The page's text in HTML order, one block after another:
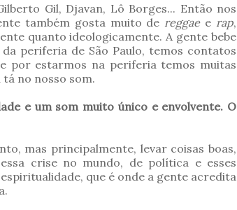
Gil, Djavan, Lô Borges... Então nos
também gosta muito de reggaee rap,
quanto ideologicamente. A gente bebe
periferia de São Paulo, temos contatos
por estarmos na periferia temos muitas
no nosso som.
e um som muito único e envolvente. O
mas principalmente, levar coisas boas,
crise no mundo, de política e esses
que é onde a gente acredita